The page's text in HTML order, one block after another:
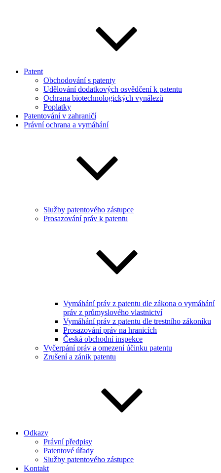
Patent
Obchodování s patenty
Udělování dodatkových osvědčení k patentu
Ochrana biotechnologických vynálezů
Poplatky
Patentování v zahraničí
Právní ochrana a vymáhání
Služby patentového zástupce
Prosazování práv k patentu
Vymáhání práv z patentu dle zákona o vymáhání
práv z průmyslového vlastnictví
Vymáhání práv z patentu dle trestního zákoníku
Prosazování práv na hranicích
Česká obchodní inspekce
Vyčerpání práv a omezení účinku patentu
Zrušení a zánik patentu
Odkazy
Právní předpisy
Patentové úřady
Služby patentového zástupce
Kontakt